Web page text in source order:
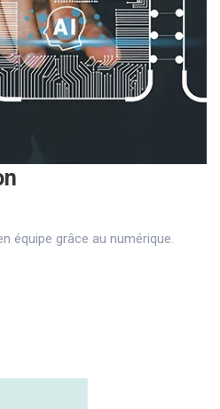
équipe grâce au numérique.